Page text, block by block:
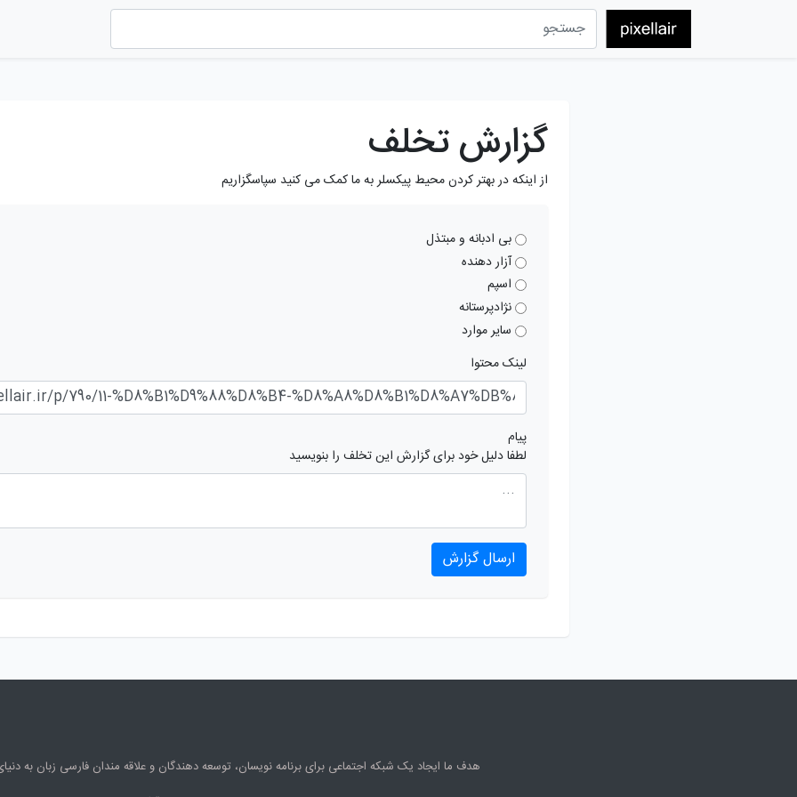
گزارش تخلف
از اینکه در بهتر کردن محیط پیکسلر به ما کمک می کنید سپاسگزاریم
بی ادبانه و مبتذل
آزار دهنده
اسپم
نژادپرستانه
سایر موارد
لینک محتوا
پیام
لطفا دلیل خود برای گزارش این تخلف را بنویسید
ارسال گزارش
هدف ما ایجاد یک شبکه اجتماعی برای برنامه نویسان، توسعه دهندگان و علاقه مندان فارسی زبان به